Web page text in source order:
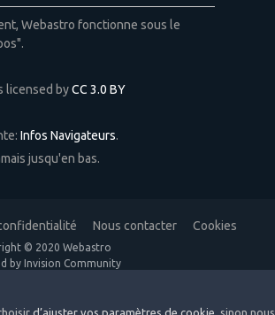
Webastro fonctionne sous le
licensed byCC 3.0 BY
Infos Navigateurs.
jusqu'en bas.
Nous contacter Cookies
© 2020 Webastro
by Invision Community
d’ajuster vos paramètres de cookie , sinon nous